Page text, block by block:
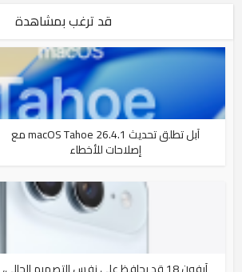
قد ترغب بمشاهدة
آبل تطلق تحديث macOS Tahoe 26.4.1 مع
إصلاحات للأخطاء